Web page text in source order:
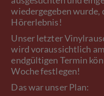
wiedergegeben wurde,
Hörerlebnis!
Unser letzter
wird voraussichtlich
endgültigen Termin
Woche festlegen!
Das war unser Plan: